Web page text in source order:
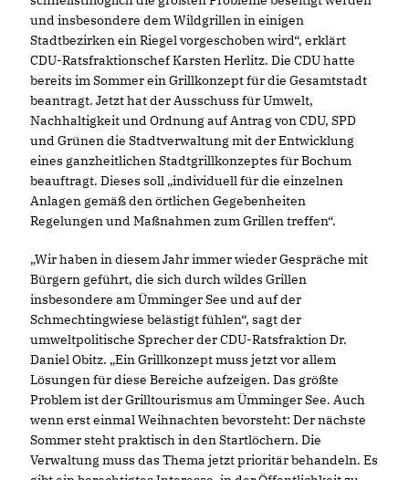
und insbesondere dem Wildgrillen in einigen
Stadtbezirken ein Riegel vorgeschoben wird“, erklärt
CDU-Ratsfraktionschef Karsten Herlitz. Die CDU hatte
bereits im Sommer ein Grillkonzept für die Gesamtstadt
beantragt. Jetzt hat der Ausschuss für Umwelt,
Nachhaltigkeit und Ordnung auf Antrag von CDU, SPD
und Grünen die Stadtverwaltung mit der Entwicklung
eines ganzheitlichen Stadtgrillkonzeptes für Bochum
beauftragt. Dieses soll „individuell für die einzelnen
Anlagen gemäß den örtlichen Gegebenheiten
Regelungen und Maßnahmen zum Grillen treffen“.
Wir haben in diesem Jahr immer wieder Gespräche mit
Bürgern geführt, die sich durch wildes Grillen
insbesondere am Ümminger See und auf der
Schmechtingwiese belästigt fühlen“, sagt der
umweltpolitische Sprecher der CDU-Ratsfraktion Dr.
Daniel Obitz. „Ein Grillkonzept muss jetzt vor allem
Lösungen für diese Bereiche aufzeigen. Das größte
Problem ist der Grilltourismus am Ümminger See. Auch
wenn erst einmal Weihnachten bevorsteht: Der nächste
Sommer steht praktisch in den Startlöchern. Die
Verwaltung muss das Thema jetzt prioritär behandeln. Es